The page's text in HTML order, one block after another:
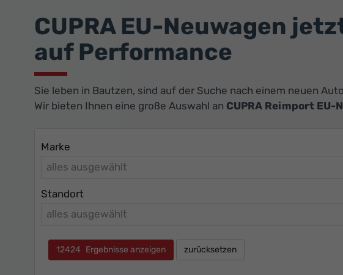
CUPRA EU-Neuwagen
auf Performance
Sie leben in Bautzen, sind auf der Suche nach einem neuen
Wir bieten Ihnen eine große Auswahl an CUPRA Reimport
Marke
alles ausgewählt
Standort
alles ausgewählt
12424 Ergebnisse anzeigen zurücksetzen